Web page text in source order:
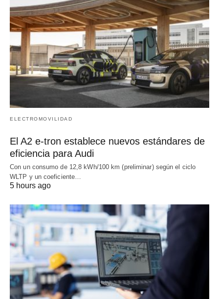
ELECTROMOVILIDAD
El A2 e-tron establece nuevos estándares de
eficiencia para Audi
Con un consumo de 12,8 kWh/100 km (preliminar) según el ciclo
WLTP y un coeficiente…
5 hours ago